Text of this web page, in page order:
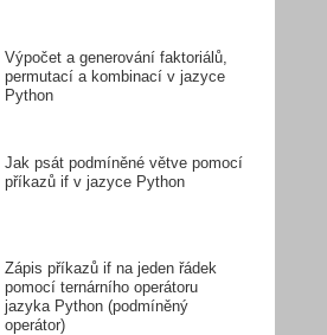
Výpočet a generování faktoriálů,
permutací a kombinací v jazyce
Python
Jak psát podmíněné větve pomocí
příkazů if v jazyce Python
Zápis příkazů if na jeden řádek
pomocí ternárního operátoru
jazyka Python (podmíněný
operátor)